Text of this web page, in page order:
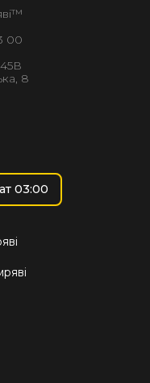
00
8
03:00